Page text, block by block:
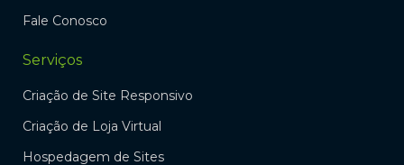
Fale Conosco
Serviços
Criação de Site Responsivo
Criação de Loja Virtual
Hospedagem de Sites